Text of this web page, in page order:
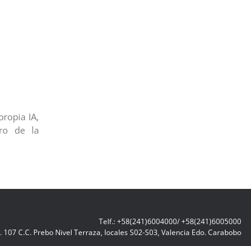
IA,
de la
Telf.: +58(241)6004000/ +58(241)6005000
107 C.C. Prebo Nivel Terraza, locales S02-S03, Valencia Edo. Carabobo